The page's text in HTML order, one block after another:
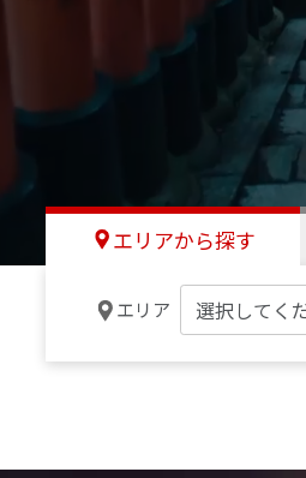
エリアから探す
エリア